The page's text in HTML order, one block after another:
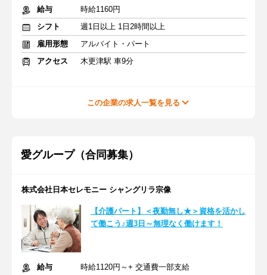
給与
時給1160円
シフト
週1日以上 1日2時間以上
雇用形態
アルバイト・パート
アクセス
木更津駅 車9分
この企業の求人一覧を見る
愛グループ（合同募集）
株式会社日本セレモニー シャングリラ宗像
【介護パート】＜夜勤無し★＞資格を活かし
て働こう♪週3日～無理なく働けます！
給与
時給1120円～+ 交通費一部支給